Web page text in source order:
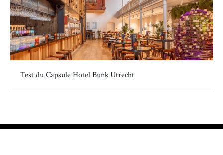
Test du Capsule Hotel Bunk Utrecht